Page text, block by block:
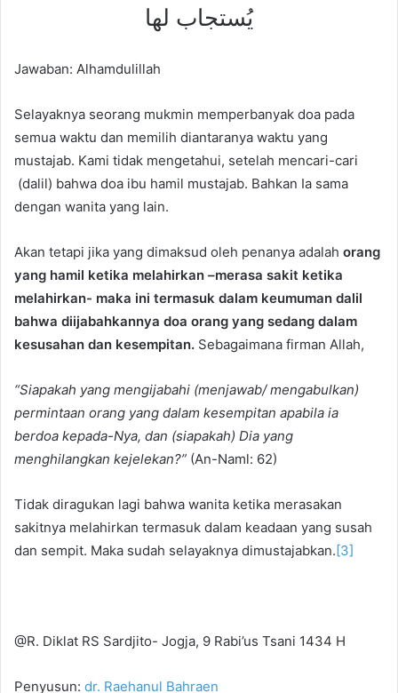
يُستجاب لها
Jawaban: Alhamdulillah
Selayaknya seorang mukmin memperbanyak doa pada
semua waktu dan memilih diantaranya waktu yang
mustajab. Kami tidak mengetahui, setelah mencari-cari
(dalil) bahwa doa ibu hamil mustajab. Bahkan Ia sama
dengan wanita yang lain.
Akan tetapi jika yang dimaksud oleh penanya adalah orang
yang hamil ketika melahirkan –merasa sakit ketika
melahirkan- maka ini termasuk dalam keumuman dalil
bahwa diijabahkannya doa orang yang sedang dalam
kesusahan dan kesempitan. Sebagaimana firman Allah,
“Siapakah yang mengijabahi (menjawab/ mengabulkan)
permintaan orang yang dalam kesempitan apabila ia
berdoa kepada-Nya, dan (siapakah) Dia yang
menghilangkan kejelekan?” (An-Naml: 62)
Tidak diragukan lagi bahwa wanita ketika merasakan
sakitnya melahirkan termasuk dalam keadaan yang susah
dan sempit. Maka sudah selayaknya dimustajabkan.[3]
@R. Diklat RS Sardjito- Jogja, 9 Rabi’us Tsani 1434 H
Penyusun: dr. Raehanul Bahraen